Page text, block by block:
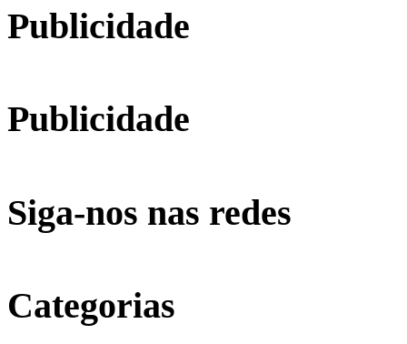
Publicidade
Publicidade
Siga-nos nas redes
Categorias